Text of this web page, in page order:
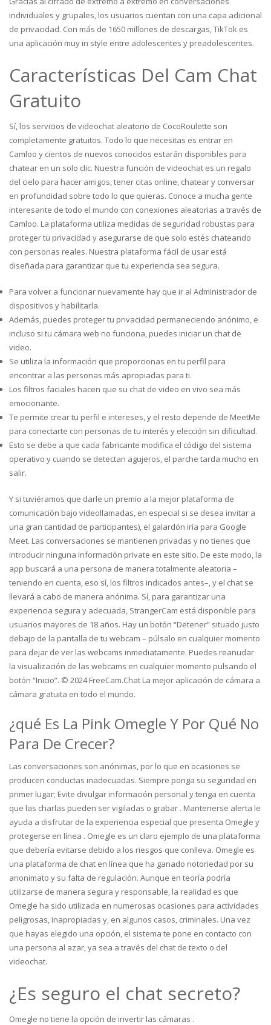
individuales y grupales, los usuarios cuentan con una capa adicional
de privacidad. Con más de 1650 millones de descargas, TikTok es
una aplicación muy in style entre adolescentes y preadolescentes.
Características Del Cam Chat
Gratuito
Sí, los servicios de videochat aleatorio de CocoRoulette son
completamente gratuitos. Todo lo que necesitas es entrar en
Camloo y cientos de nuevos conocidos estarán disponibles para
chatear en un solo clic. Nuestra función de videochat es un regalo
del cielo para hacer amigos, tener citas online, chatear y conversar
en profundidad sobre todo lo que quieras. Conoce a mucha gente
interesante de todo el mundo con conexiones aleatorias a través de
Camloo. La plataforma utiliza medidas de seguridad robustas para
proteger tu privacidad y asegurarse de que solo estés chateando
con personas reales. Nuestra plataforma fácil de usar está
diseñada para garantizar que tu experiencia sea segura.
Para volver a funcionar nuevamente hay que ir al Administrador de
dispositivos y habilitarla.
Además, puedes proteger tu privacidad permaneciendo anónimo, e
incluso si tu cámara web no funciona, puedes iniciar un chat de
video.
Se utiliza la información que proporcionas en tu perfil para
encontrar a las personas más apropiadas para ti.
Los filtros faciales hacen que su chat de video en vivo sea más
emocionante.
Te permite crear tu perfil e intereses, y el resto depende de MeetMe
para conectarte con personas de tu interés y elección sin dificultad.
Esto se debe a que cada fabricante modifica el código del sistema
operativo y cuando se detectan agujeros, el parche tarda mucho en
salir.
Y si tuviéramos que darle un premio a la mejor plataforma de
comunicación bajo videollamadas, en especial si se desea invitar a
una gran cantidad de participantes), el galardón iría para Google
Meet. Las conversaciones se mantienen privadas y no tienes que
introducir ninguna información private en este sitio. De este modo, la
app buscará a una persona de manera totalmente aleatoria –
teniendo en cuenta, eso sí, los filtros indicados antes–, y el chat se
llevará a cabo de manera anónima. Sí, para garantizar una
experiencia segura y adecuada, StrangerCam está disponible para
usuarios mayores de 18 años. Hay un botón “Detener” situado justo
debajo de la pantalla de tu webcam – púlsalo en cualquier momento
para dejar de ver las webcams inmediatamente. Puedes reanudar
la visualización de las webcams en cualquier momento pulsando el
botón “Inicio”. © 2024 FreeCam.Chat La mejor aplicación de cámara a
cámara gratuita en todo el mundo.
¿qué Es La Pink Omegle Y Por Qué No
Para De Crecer?
Las conversaciones son anónimas, por lo que en ocasiones se
producen conductas inadecuadas. Siempre ponga su seguridad en
primer lugar; Evite divulgar información personal y tenga en cuenta
que las charlas pueden ser vigiladas o grabar . Mantenerse alerta le
ayuda a disfrutar de la experiencia especial que presenta Omegle y
protegerse en línea . Omegle es un claro ejemplo de una plataforma
que debería evitarse debido a los riesgos que conlleva. Omegle es
una plataforma de chat en línea que ha ganado notoriedad por su
anonimato y su falta de regulación. Aunque en teoría podría
utilizarse de manera segura y responsable, la realidad es que
Omegle ha sido utilizada en numerosas ocasiones para actividades
peligrosas, inapropiadas y, en algunos casos, criminales. Una vez
que hayas elegido una opción, el sistema te pone en contacto con
una persona al azar, ya sea a través del chat de texto o del
videochat.
¿Es seguro el chat secreto?
Omegle no tiene la opción de invertir las cámaras .